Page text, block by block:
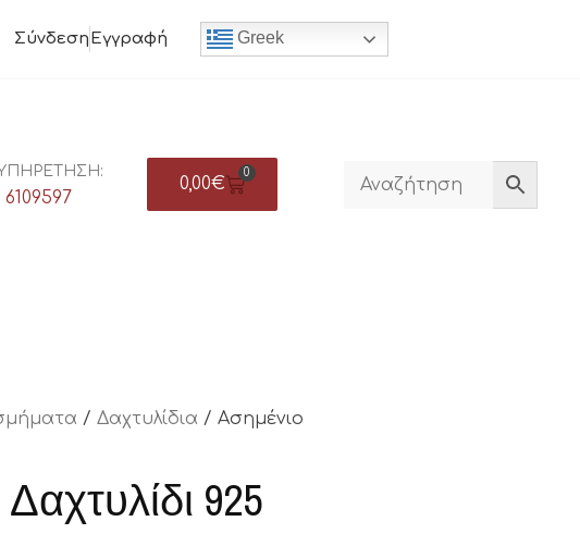
Σύνδεση Εγγραφή Greek
6109597
0,00€
0
/ Δαχτυλίδια / Ασημένιο
925